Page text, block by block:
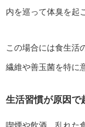
内を巡って体臭を起
この場合には食生活
繊維や善玉菌を特に
生活習慣が原因で